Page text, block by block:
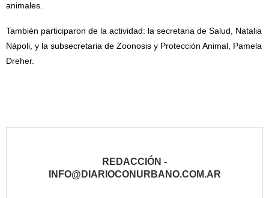
animales.
También participaron de la actividad: la secretaria de Salud, Natalia
Nápoli, y la subsecretaria de Zoonosis y Protección Animal, Pamela
Dreher.
REDACCIÓN -
INFO@DIARIOCONURBANO.COM.AR